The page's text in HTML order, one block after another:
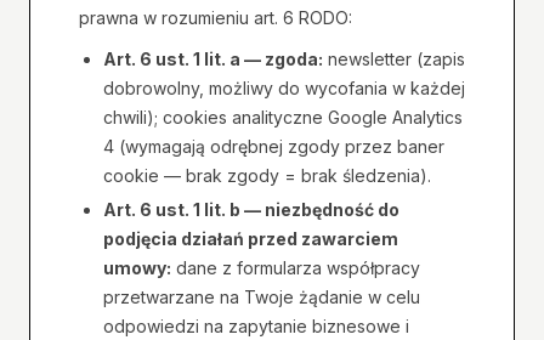
prawna w rozumieniu art. 6 RODO:
Art. 6 ust. 1 lit. a — zgoda: newsletter (zapis
dobrowolny, możliwy do wycofania w każdej
chwili); cookies analityczne Google Analytics
4 (wymagają odrębnej zgody przez baner
cookie — brak zgody = brak śledzenia).
Art. 6 ust. 1 lit. b — niezbędność do
podjęcia działań przed zawarciem
umowy: dane z formularza współpracy
przetwarzane na Twoje żądanie w celu
odpowiedzi na zapytanie biznesowe i